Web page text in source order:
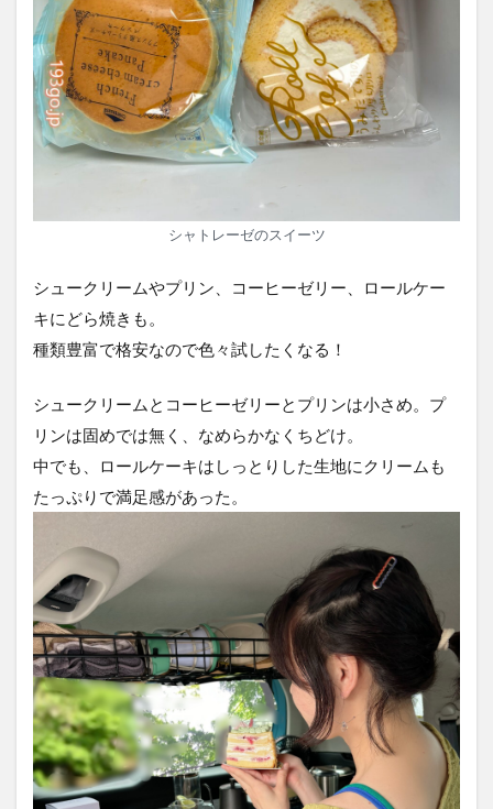
シャトレーゼのスイーツ
シュークリームやプリン、コーヒーゼリー、ロールケー
キにどら焼きも。
種類豊富で格安なので色々試したくなる！
シュークリームとコーヒーゼリーとプリンは小さめ。プ
リンは固めでは無く、なめらかなくちどけ。
中でも、ロールケーキはしっとりした生地にクリームも
たっぷりで満足感があった。